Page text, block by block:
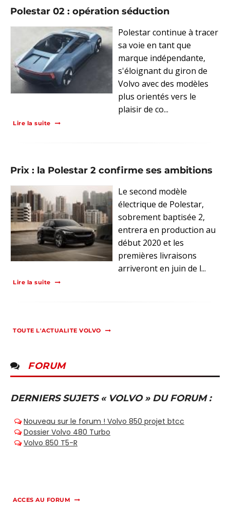
Polestar 02 : opération séduction
Polestar continue à tracer
sa voie en tant que
marque indépendante,
s'éloignant du giron de
Volvo avec des modèles
plus orientés vers le
plaisir de co...
Lire la suite
Prix : la Polestar 2 confirme ses ambitions
Le second modèle
électrique de Polestar,
sobrement baptisée 2,
entrera en production au
début 2020 et les
premières livraisons
arriveront en juin de l...
Lire la suite
TOUTE L'ACTUALITE VOLVO
FORUM
DERNIERS SUJETS « VOLVO » DU FORUM :
ACCES AU FORUM